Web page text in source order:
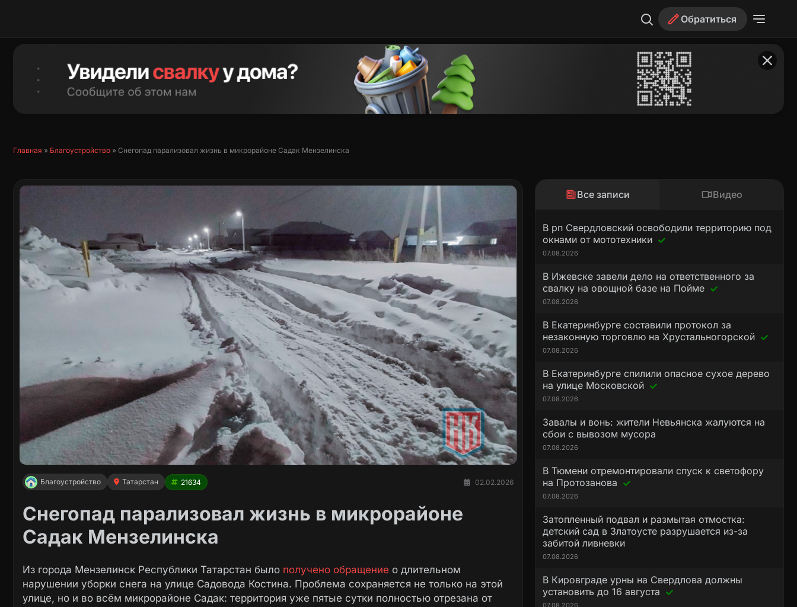
Обратиться
Главная » Благоустройство » Снегопад парализовал жизнь в микрорайоне Садак Мензелинска
Благоустройство Татарстан 21634 02.02.2026
Снегопад парализовал жизнь в микрорайоне
Садак Мензелинска
Из города Мензелинск Республики Татарстан было получено обращение о длительном
нарушении уборки снега на улице Садовода Костина. Проблема сохраняется не только на этой
улице, но и во всём микрорайоне Садак: территория уже пятые сутки полностью отрезана от
Все записи Видео
В рп Свердловский освободили территорию под
окнами от мототехники
07.08.2026
В Ижевске завели дело на ответственного за
свалку на овощной базе на Пойме
07.08.2026
В Екатеринбурге составили протокол за
незаконную торговлю на Хрустальногорской
07.08.2026
В Екатеринбурге спилили опасное сухое дерево
на улице Московской
07.08.2026
Завалы и вонь: жители Невьянска жалуются на
сбои с вывозом мусора
07.08.2026
В Тюмени отремонтировали спуск к светофору
на Протозанова
07.08.2026
Затопленный подвал и размытая отмостка:
детский сад в Златоусте разрушается из-за
забитой ливневки
07.08.2026
В Кировграде урны на Свердлова должны
установить до 16 августа
07.08.2026